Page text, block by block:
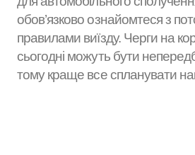
обов’язково ознайомтеся з
правилами виїзду. Черги на
сьогодні можуть бути
тому краще все спланувати